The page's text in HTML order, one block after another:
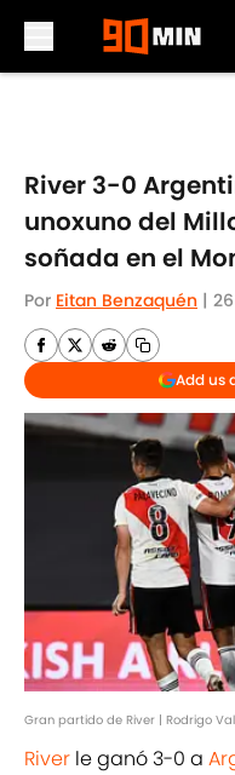
River 3-0
unoxuno del
soñada en el
Por Eitan Benzaquén |
Add us
Gran partido de River | Rodrigo
River le ganó 3-0 a